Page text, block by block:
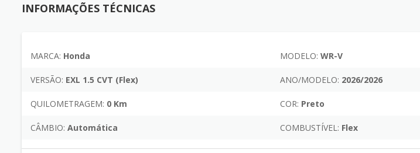
INFORMAÇÕES TÉCNICAS
MARCA: Honda MODELO: WR-V
VERSÃO: EXL 1.5 CVT (Flex) ANO/MODELO: 2026/2026
QUILOMETRAGEM: 0 Km COR: Preto
CÂMBIO: Automática COMBUSTÍVEL: Flex